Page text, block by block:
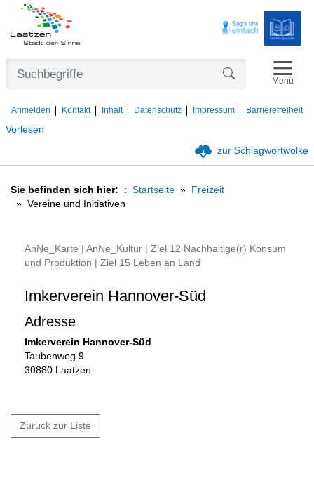
Vorlesen
Anmelden Kontakt Inhalt Datenschutz Impressum Barrierefreiheit
Menü
zur Schlagwortwolke
Sie befinden sich hier: Startseite
Freizeit
Vereine und Initiativen
AnNe_Karte | AnNe_Kultur | Ziel 12 Nachhaltige(r) Konsum
und Produktion | Ziel 15 Leben an Land
Imkerverein Hannover-Süd
Adresse
Imkerverein Hannover-Süd
Taubenweg 9
30880 Laatzen
Zurück zur Liste